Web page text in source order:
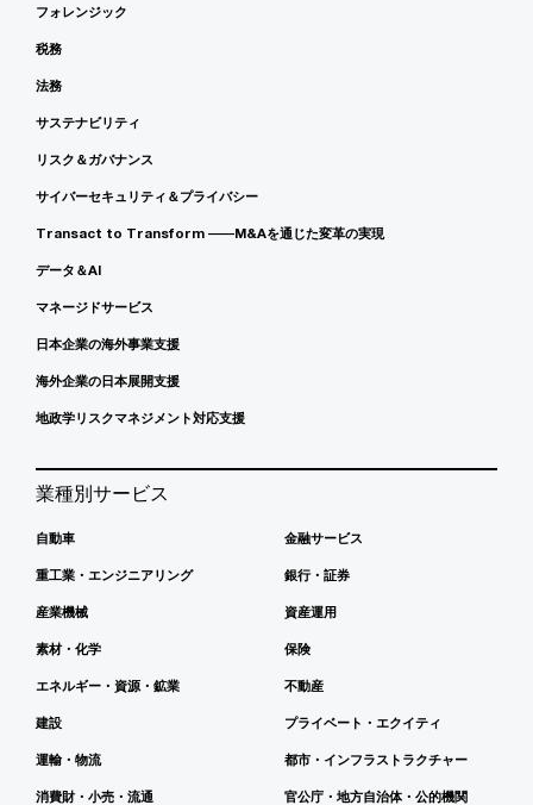
フォレンジック
税務
法務
サステナビリティ
リスク＆ガバナンス
サイバーセキュリティ＆プライバシー
Transact to Transform ――M&Aを通じた変革の実現
データ＆AI
マネージドサービス
日本企業の海外事業支援
海外企業の日本展開支援
地政学リスクマネジメント対応支援
業種別サービス
自動車
重工業・エンジニアリング
産業機械
素材・化学
エネルギー・資源・鉱業
建設
運輸・物流
消費財・小売・流通
金融サービス
銀行・証券
資産運用
保険
不動産
プライベート・エクイティ
都市・インフラストラクチャー
官公庁・地方自治体・公的機関